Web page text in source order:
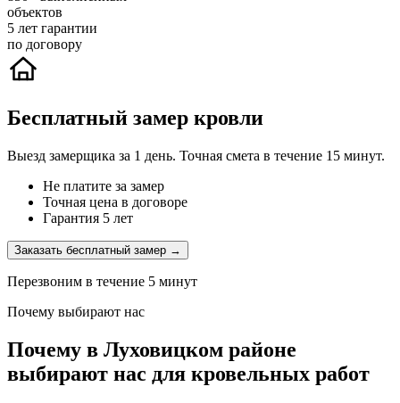
объектов
5 лет гарантии
по договору
Бесплатный замер кровли
Выезд замерщика за 1 день. Точная смета в течение 15 минут.
Не платите за замер
Точная цена в договоре
Гарантия 5 лет
Заказать бесплатный замер →
Перезвоним в течение 5 минут
Почему выбирают нас
Почему в Луховицком районе
выбирают нас для кровельных работ